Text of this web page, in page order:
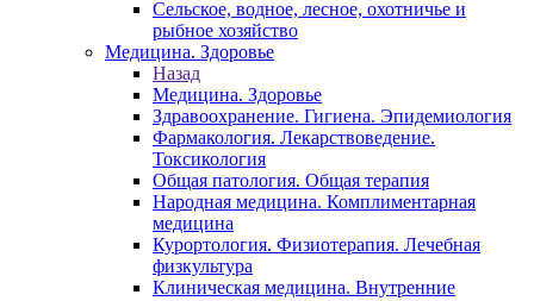
Сельское, водное, лесное, охотничье и
рыбное хозяйство
Медицина. Здоровье
Назад
Медицина. Здоровье
Здравоохранение. Гигиена. Эпидемиология
Фармакология. Лекарствоведение.
Токсикология
Общая патология. Общая терапия
Народная медицина. Комплиментарная
медицина
Курортология. Физиотерапия. Лечебная
физкультура
Клиническая медицина. Внутренние